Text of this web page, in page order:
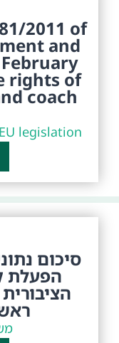
2011 of
and
rights of
coach
legislation
סיכום
הפעלת